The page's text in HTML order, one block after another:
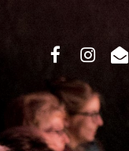
facebookinstagram
email